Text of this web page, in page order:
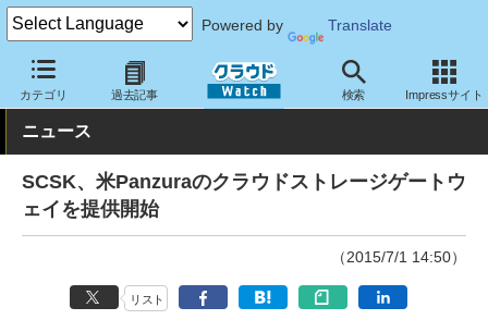
Powered by Translate
カテゴリ 過去記事 検索 Impressサイト
クラウド Watch サービス・ソフト サービス クラウドストレー
ニュース
SCSK、米Panzuraのクラウドストレージゲートウ
ェイを提供開始
（2015/7/1 14:50）
リスト